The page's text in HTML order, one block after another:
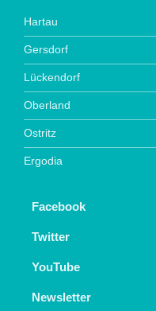
Hartau
Gersdorf
Lückendorf
Oberland
Ostritz
Ergodia
Facebook
Twitter
YouTube
Newsletter